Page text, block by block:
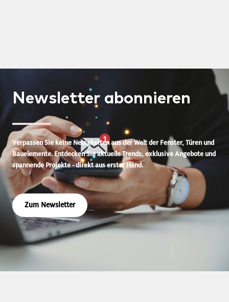
Newsletter abonnieren
Verpassen Sie keine Neuigkeiten aus der Welt der Fenster, Türen und
Bauelemente. Entdecken Sie aktuelle Trends, exklusive Angebote und
spannende Projekte - direkt aus erster Hand.
Zum Newsletter